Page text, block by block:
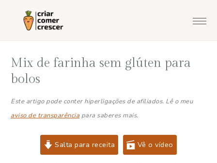
principal
lateral
principal
Mix de farinha sem glúten para
bolos
Este artigo pode conter hiperligações de afiliados. Lê o meu
aviso de transparência para saberes mais.
Salta para receita Vê o vídeo